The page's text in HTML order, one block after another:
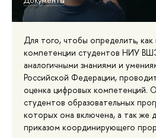
Для того, чтобы определить,
компетенции студентов НИУ
аналогичными знаниями и
Российской Федерации,
оценка цифровых компетенций.
студентов образовательных
которых она включена, а так же
приказом координирующего